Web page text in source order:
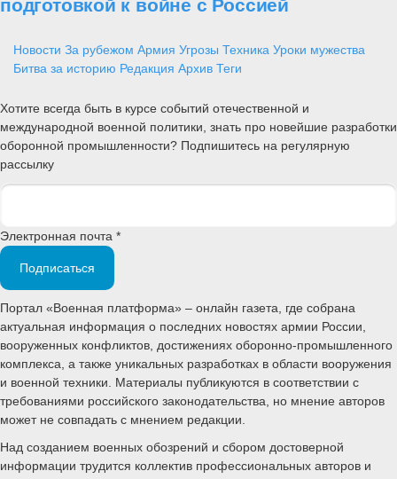
подготовкой к войне с Россией
Новости За рубежом Армия Угрозы Техника Уроки мужества
Битва за историю Редакция Архив Теги
Хотите всегда быть в курсе событий отечественной и
международной военной политики, знать про новейшие разработки
оборонной промышленности? Подпишитесь на регулярную
рассылку
Электронная почта *
Подписаться
Портал «Военная платформа» – онлайн газета, где собрана
актуальная информация о последних новостях армии России,
вооруженных конфликтов, достижениях оборонно-промышленного
комплекса, а также уникальных разработках в области вооружения
и военной техники. Материалы публикуются в соответствии с
требованиями российского законодательства, но мнение авторов
может не совпадать с мнением редакции.
Над созданием военных обозрений и сбором достоверной
информации трудится коллектив профессиональных авторов и